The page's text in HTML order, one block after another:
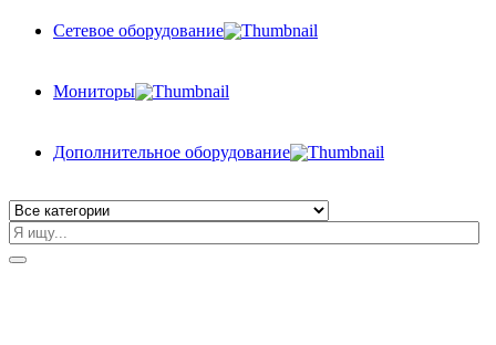
Сетевое оборудование
Мониторы
Дополнительное оборудование